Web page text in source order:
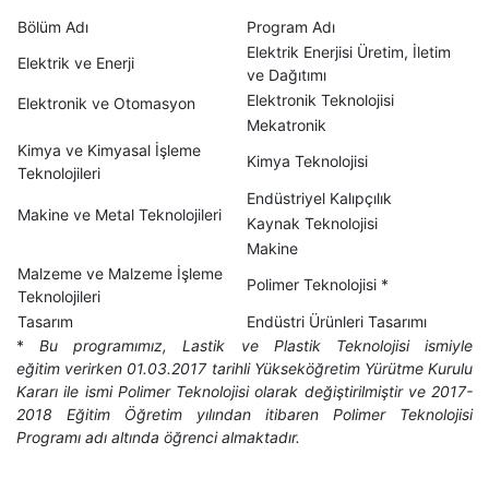
Bölüm Adı
Program Adı
Elektrik ve Enerji
Elektrik Enerjisi Üretim, İletim
ve Dağıtımı
Elektronik ve Otomasyon
Elektronik Teknolojisi
Mekatronik
Kimya ve Kimyasal İşleme
Teknolojileri
Kimya Teknolojisi
Makine ve Metal Teknolojileri
Endüstriyel Kalıpçılık
Kaynak Teknolojisi
Makine
Malzeme ve Malzeme İşleme
Teknolojileri
Polimer Teknolojisi *
Tasarım
Endüstri Ürünleri Tasarımı
*Bu programımız, Lastik ve Plastik Teknolojisi ismiyle
eğitim verirken 01.03.2017 tarihli Yükseköğretim Yürütme Kurulu
Kararı ile ismi Polimer Teknolojisi olarak değiştirilmiştir ve 2017-
2018 Eğitim Öğretim yılından itibaren Polimer Teknolojisi
Programı adı altında öğrenci almaktadır.